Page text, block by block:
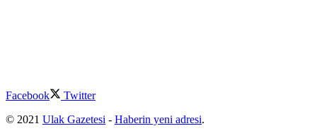
Facebook
Twitter
© 2021 Ulak Gazetesi - Haberin yeni adresi.